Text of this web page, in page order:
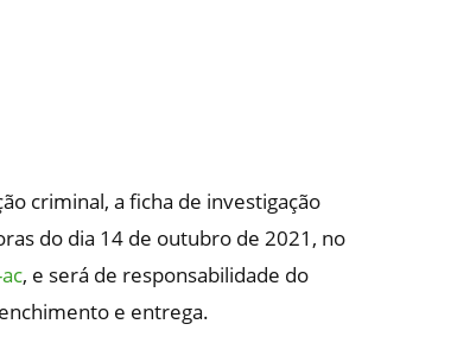
criminal, a ficha de investigação
do dia 14 de outubro de 2021, no
, e será de responsabilidade do
e entrega.